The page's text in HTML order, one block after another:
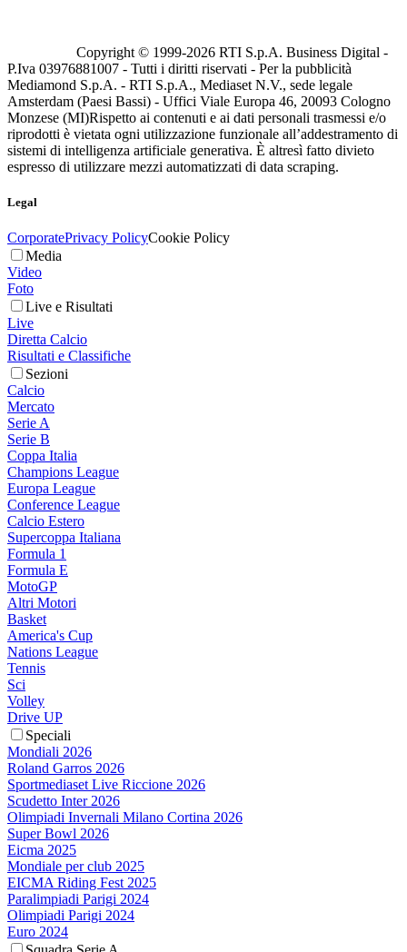
Copyright © 1999-2026 RTI S.p.A. Business Digital -
P.Iva 03976881007 - Tutti i diritti riservati - Per la pubblicità
Mediamond S.p.A. - RTI S.p.A., Mediaset N.V., sede legale
Amsterdam (Paesi Bassi) - Uffici Viale Europa 46, 20093 Cologno
Monzese (MI)Rispetto ai contenuti e ai dati personali trasmessi e/o
riprodotti è vietata ogni utilizzazione funzionale all’addestramento di
sistemi di intelligenza artificiale generativa. È altresì fatto divieto
espresso di utilizzare mezzi automatizzati di data scraping.
Legal
CorporatePrivacy PolicyCookie Policy
Media
Video
Foto
Live e Risultati
Live
Diretta Calcio
Risultati e Classifiche
Sezioni
Calcio
Mercato
Serie A
Serie B
Coppa Italia
Champions League
Europa League
Conference League
Calcio Estero
Supercoppa Italiana
Formula 1
Formula E
MotoGP
Altri Motori
Basket
America's Cup
Nations League
Tennis
Sci
Volley
Drive UP
Speciali
Mondiali 2026
Roland Garros 2026
Sportmediaset Live Riccione 2026
Scudetto Inter 2026
Olimpiadi Invernali Milano Cortina 2026
Super Bowl 2026
Eicma 2025
Mondiale per club 2025
EICMA Riding Fest 2025
Paralimpiadi Parigi 2024
Olimpiadi Parigi 2024
Euro 2024